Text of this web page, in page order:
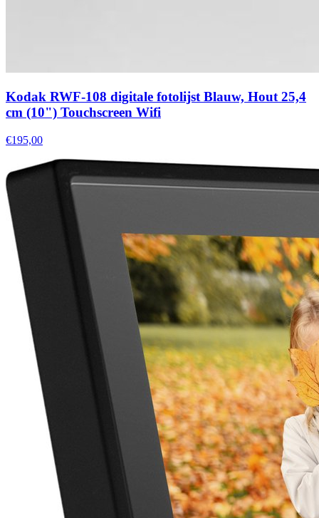
Kodak RWF-108 digitale fotolijst Blauw, Hout 25,4
cm (10") Touchscreen Wifi
€195,00